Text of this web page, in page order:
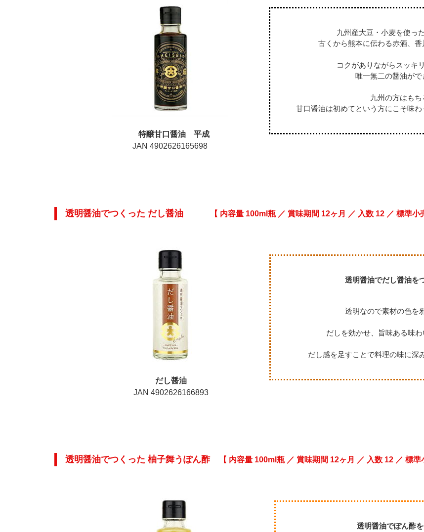
特醸甘口醤油 平成
JAN 4902626165698
九州産大豆・小麦を使っ
古くから熊本に伝わる赤酒、香
コクがありながらスッキ
唯一無二の醤油がで
九州の方はもち
甘口醤油は初めてという方にこそ味わ
透明醤油でつくった だし醤油 【 内容量 100ml瓶 ／ 賞味期間 12ヶ月 ／ 入数 12 ／ 標準小
だし醤油
JAN 4902626166893
透明醤油でだし醤油を
透明なので素材の色を
だしを効かせ、旨味ある味わ
だし感を足すことで料理の味に深
透明醤油でつくった 柚子舞うぽん酢 【 内容量 100ml瓶 ／ 賞味期間 12ヶ月 ／ 入数 12 ／ 標
透明醤油でぽん酢を